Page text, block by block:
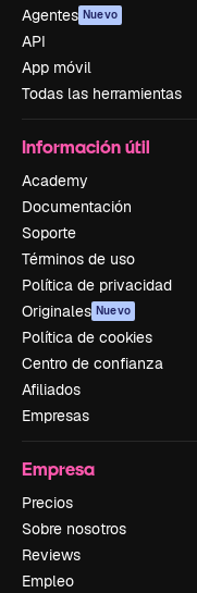
Agentes Nuevo
API
App móvil
Todas las herramientas
Información útil
Academy
Documentación
Soporte
Términos de uso
Política de privacidad
Originales Nuevo
Política de cookies
Centro de confianza
Afiliados
Empresas
Empresa
Precios
Sobre nosotros
Reviews
Empleo